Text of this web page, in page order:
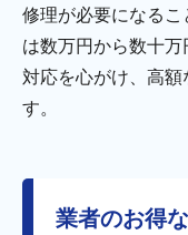
修理が必要になる
は数万円から数十
対応を心がけ、高
す。
業者のお得